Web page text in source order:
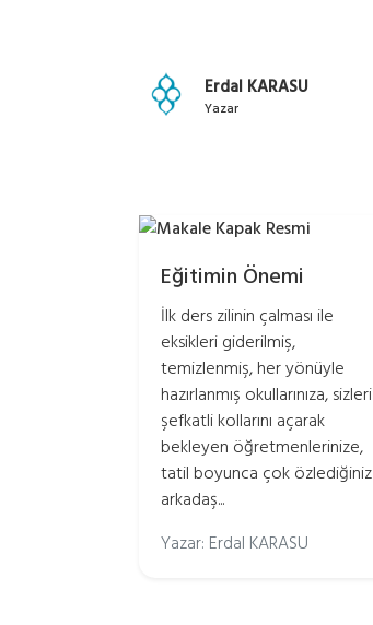
Erdal KARASU
Yazar
Eğitimin Önemi
İlk ders zilinin çalması ile
eksikleri giderilmiş,
temizlenmiş, her yönüyle
hazırlanmış okullarınıza, sizleri
şefkatli kollarını açarak
bekleyen öğretmenlerinize,
tatil boyunca çok özlediğiniz
arkadaş...
Yazar: Erdal KARASU